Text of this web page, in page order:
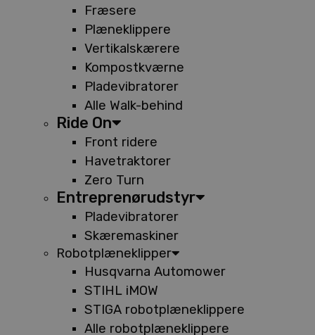
Fræsere
Plæneklippere
Vertikalskærere
Kompostkværne
Pladevibratorer
Alle Walk-behind
Ride On
Front ridere
Havetraktorer
Zero Turn
Entreprenørudstyr
Pladevibratorer
Skæremaskiner
Robotplæneklipper
Husqvarna Automower
STIHL iMOW
STIGA robotplæneklippere
Alle robotplæneklippere